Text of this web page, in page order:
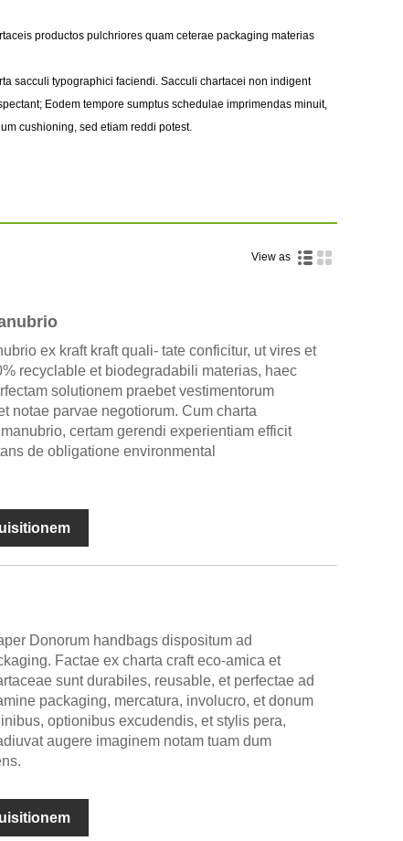
productos pulchriores quam ceterae packaging materias
sacculi typographici faciendi. Sacculi chartacei non indigent
Eodem tempore sumptus schedulae imprimendas minuit,
cushioning, sed etiam reddi potest.
View as
ex kraft kraft quali- tate conficitur, ut vires et
recyclable et biodegradabili materias, haec
solutionem praebet vestimentorum
notae parvae negotiorum. Cum charta
certam gerendi experientiam efficit
de obligatione environmental
Donorum handbags dispositum ad
Factae ex charta craft eco-amica et
sunt durabiles, reusable, et perfectae ad
packaging, mercatura, involucro, et donum
optionibus excudendis, et stylis pera,
augere imaginem notam tuam dum